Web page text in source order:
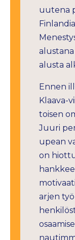
uutena
alusta
Ennen
Klaava-
toisen
Juuri
upean
on
arjen